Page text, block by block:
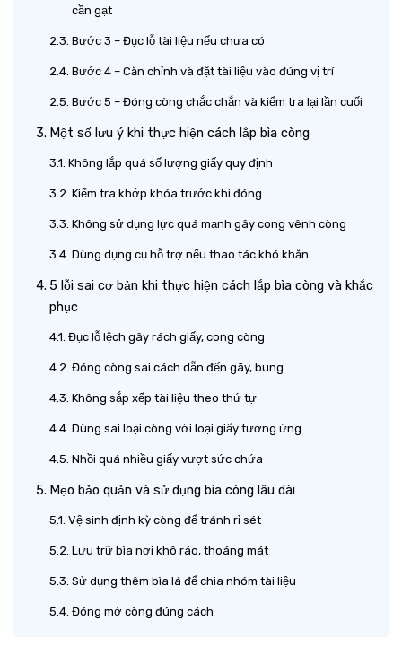
cần gạt
Bước 3 – Đục lỗ tài liệu nếu chưa có
Bước 4 – Căn chỉnh và đặt tài liệu vào đúng vị trí
Bước 5 – Đóng còng chắc chắn và kiểm tra lại lần cuối
Một số lưu ý khi thực hiện cách lắp bìa còng
Không lắp quá số lượng giấy quy định
Kiểm tra khớp khóa trước khi đóng
Không sử dụng lực quá mạnh gây cong vênh còng
Dùng dụng cụ hỗ trợ nếu thao tác khó khăn
5 lỗi sai cơ bản khi thực hiện cách lắp bìa còng và khắc
phục
Đục lỗ lệch gây rách giấy, cong còng
Đóng còng sai cách dẫn đến gãy, bung
Không sắp xếp tài liệu theo thứ tự
Dùng sai loại còng với loại giấy tương ứng
Nhồi quá nhiều giấy vượt sức chứa
Mẹo bảo quản và sử dụng bìa còng lâu dài
Vệ sinh định kỳ còng để tránh rỉ sét
Lưu trữ bìa nơi khô ráo, thoáng mát
Sử dụng thêm bìa lá để chia nhóm tài liệu
Đóng mở còng đúng cách